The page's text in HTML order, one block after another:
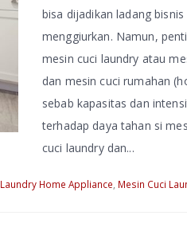
bisa dijadikan ladang
menggiurkan. Namun,
mesin cuci laundry atau
dan mesin cuci rumahan
sebab kapasitas dan
terhadap daya tahan si
cuci laundry dan...
Laundry Home Appliance Mesin Cuci